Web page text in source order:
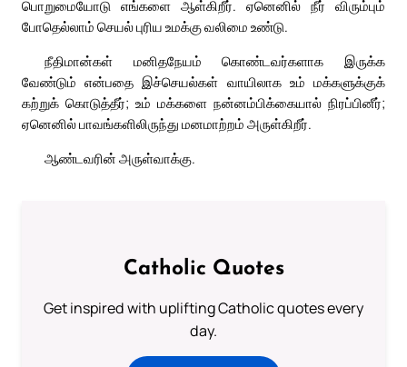
பொறுமையோடு எங்களை ஆள்கிறீர். ஏனெனில் நீர் விரும்பும்
போதெல்லாம் செயல் புரிய உமக்கு வலிமை உண்டு.
நீதிமான்கள் மனிதநேயம் கொண்டவர்களாக இருக்க
வேண்டும் என்பதை இச்செயல்கள் வாயிலாக உம் மக்களுக்குக்
கற்றுக் கொடுத்தீர்; உம் மக்களை நன்னம்பிக்கையால் நிரப்பினீர்;
ஏனெனில் பாவங்களிலிருந்து மனமாற்றம் அருள்கிறீர்.
ஆண்டவரின் அருள்வாக்கு.
Catholic Quotes
Get inspired with uplifting Catholic quotes every
day.